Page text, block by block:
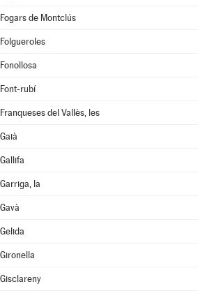
Fogars de Montclús
Folgueroles
Fonollosa
Font-rubí
Franqueses del Vallès, les
Gaià
Gallifa
Garriga, la
Gavà
Gelida
Gironella
Gisclareny